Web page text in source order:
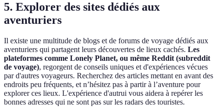
5. Explorer des sites dédiés aux
aventuriers
Il existe une multitude de blogs et de forums de voyage dédiés aux
aventuriers qui partagent leurs découvertes de lieux cachés. Les
plateformes comme Lonely Planet, ou même Reddit (subreddit
de voyage), regorgent de conseils uniques et d'expériences vécues
par d'autres voyageurs. Recherchez des articles mettant en avant des
endroits peu fréquents, et n’hésitez pas à partir à l’aventure pour
explorer ces lieux. L'expérience d'autrui vous aidera à repérer les
bonnes adresses qui ne sont pas sur les radars des touristes.